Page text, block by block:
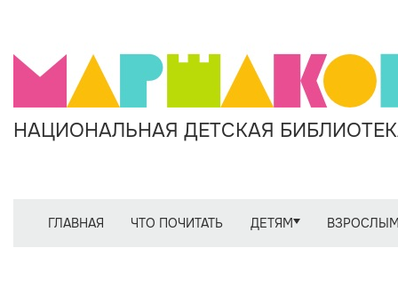
НАЦИОНАЛЬНАЯ ДЕТСКАЯ
ГЛАВНАЯ ЧТО ПОЧИТАТЬ ДЕТЯМ